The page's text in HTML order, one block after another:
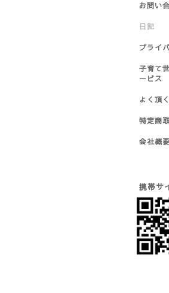
お問い
日記
プライ
子育て
ービス
よく頂
特定商
会社概要
携帯サ